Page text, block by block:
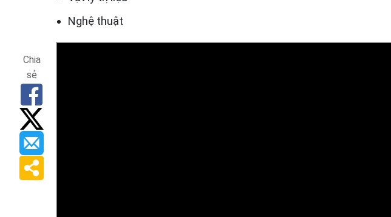
Nghệ thuật
Chia
sẻ